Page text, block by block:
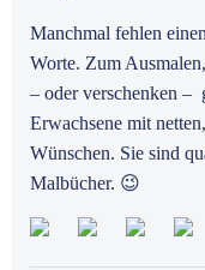
Manchmal fehlen
Worte. Zum
– oder verschenken –
Erwachsene mit
Wünschen. Sie sind
Malbücher. 😉